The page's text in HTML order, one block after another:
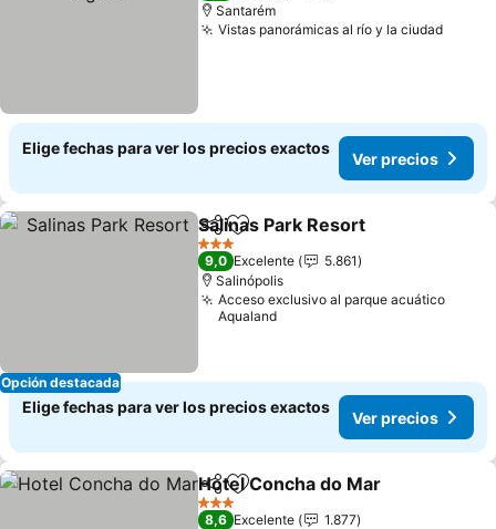
Santarém
Vistas panorámicas al río y la ciudad
Elige fechas para ver los precios exactos
Ver precios
Opción destacada
CompartirAgregar a favoritos
Salinas Park Resort
3 Estrellas
9,0 Excelente
5.861
Salinópolis
Acceso exclusivo al parque acuático
Aqualand
Elige fechas para ver los precios exactos
Ver precios
CompartirAgregar a favoritos
Hotel Concha do Mar
3 Estrellas
8,6 Excelente
1.877